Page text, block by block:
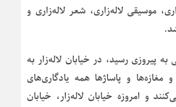
موسیقی لاله‌زاری، شعر لاله‌زاری و
به پیروزی رسید، در خیابان لاله‌زار به
مغازه‌ها و پاساژها همه یادگاری‌های
و امروزه خیابان لاله‌زار، خیابان